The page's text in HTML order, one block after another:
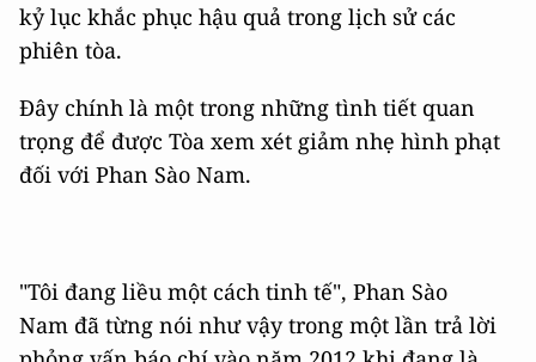
kỷ lục khắc phục hậu quả trong lịch sử các
phiên tòa.
Đây chính là một trong những tình tiết quan
trọng để được Tòa xem xét giảm nhẹ hình phạt
đối với Phan Sào Nam.
"Tôi đang liều một cách tinh tế", Phan Sào
Nam đã từng nói như vậy trong một lần trả lời